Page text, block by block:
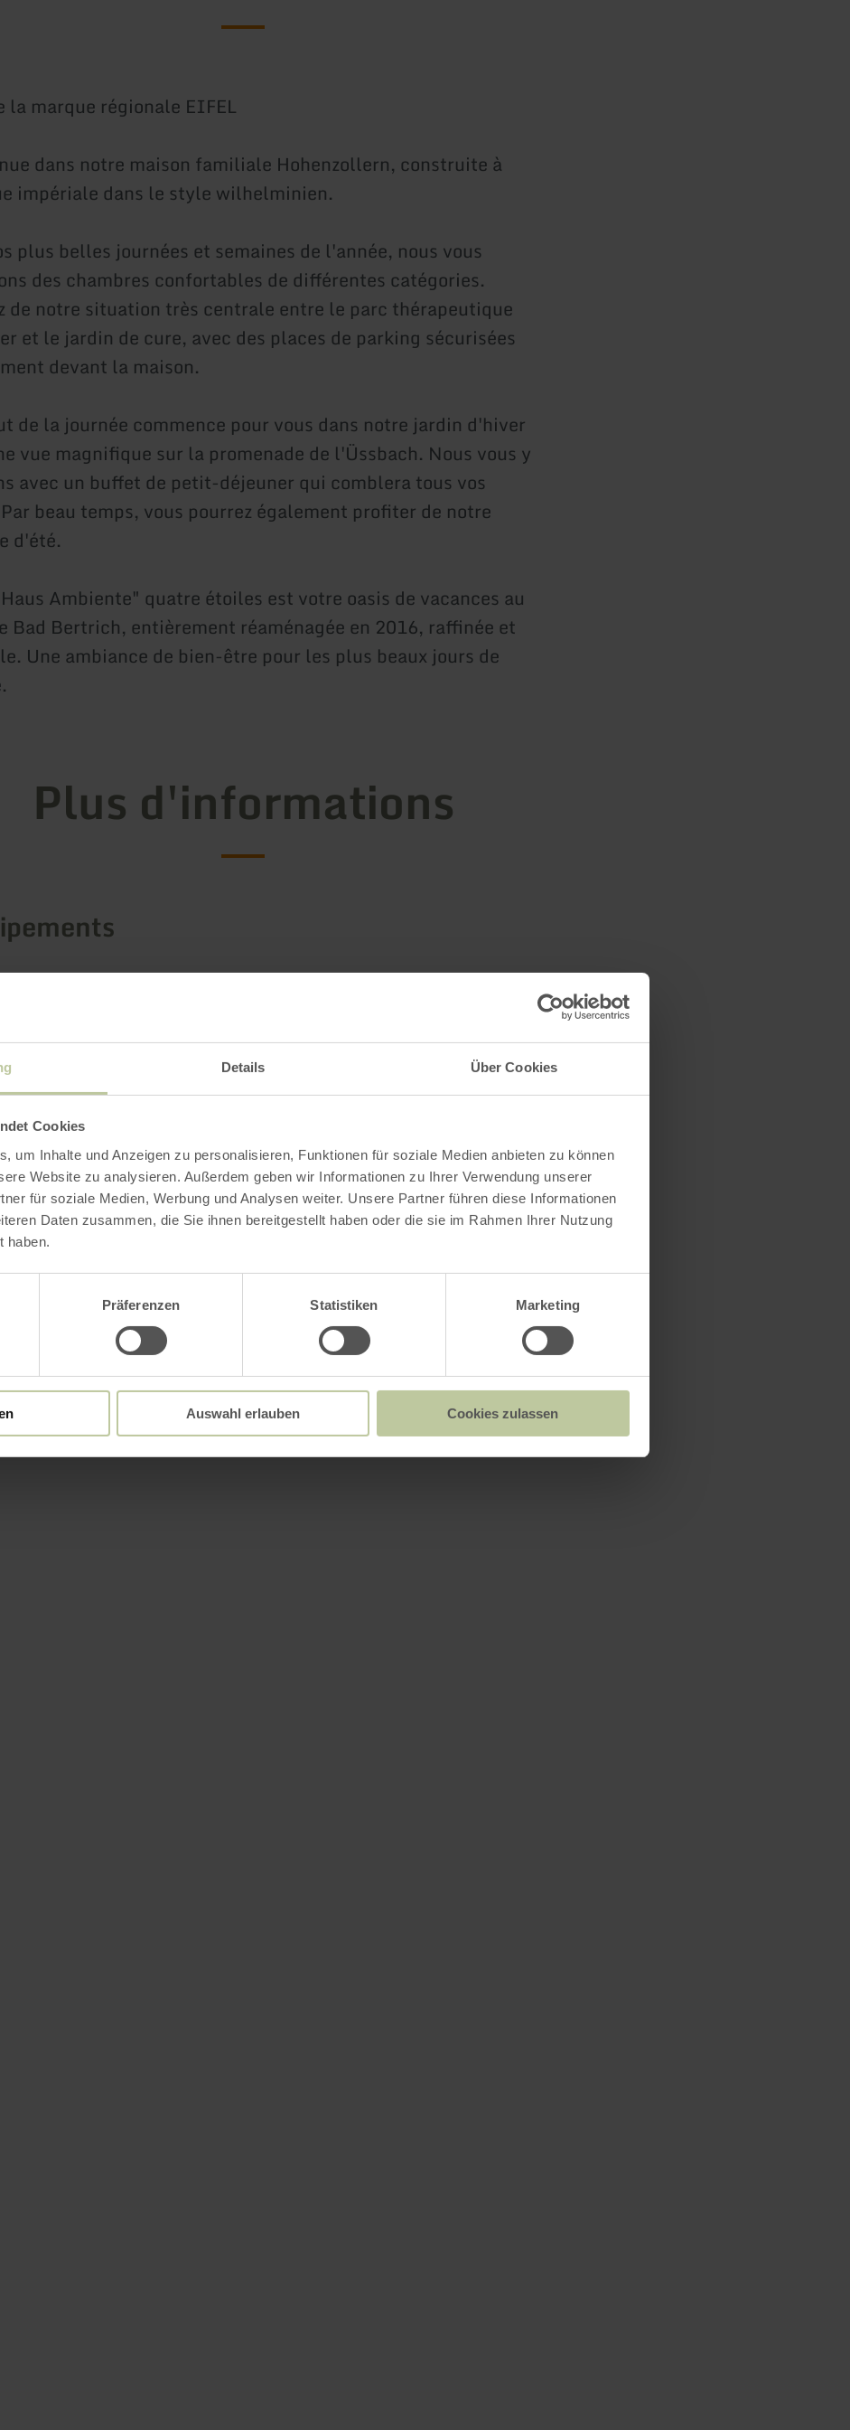
Details Über Cookies
Cookies
um Inhalte und Anzeigen zu personalisieren, Funktionen für soziale Medien anbieten zu können
Website zu analysieren. Außerdem geben wir Informationen zu Ihrer Verwendung unserer
für soziale Medien, Werbung und Analysen weiter. Unsere Partner führen diese Informationen
Daten zusammen, die Sie ihnen bereitgestellt haben oder die sie im Rahmen Ihrer Nutzung
haben.
Präferenzen Statistiken Marketing
Auswahl erlauben Cookies zulassen
la marque régionale EIFEL
dans notre maison familiale Hohenzollern, construite à
impériale dans le style wilhelminien.
plus belles journées et semaines de l'année, nous vous
des chambres confortables de différentes catégories.
de notre situation très centrale entre le parc thérapeutique
et le jardin de cure, avec des places de parking sécurisées
devant la maison.
de la journée commence pour vous dans notre jardin d'hiver
vue magnifique sur la promenade de l'Üssbach. Nous vous y
avec un buffet de petit-déjeuner qui comblera tous vos
beau temps, vous pourrez également profiter de notre
d'été.
Ambiente" quatre étoiles est votre oasis de vacances au
Bad Bertrich, entièrement réaménagée en 2016, raffinée et
Une ambiance de bien-être pour les plus beaux jours de
Plus d'informations
/ certificats